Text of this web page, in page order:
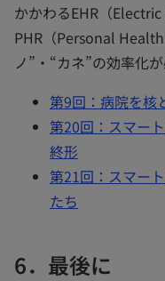
かかわるEHR（
PHR（Personal
ノ”・“カネ”の効率化が
第9回：病院を核
第20回：スマー
終形
第21回：スマー
たち
6．最後に